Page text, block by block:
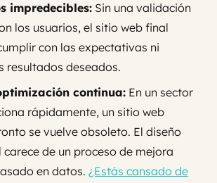
impredecibles: Sin una validación
los usuarios, el sitio web final
con las expectativas ni
resultados deseados.
continua: En un sector
rápidamente, un sitio web
se vuelve obsoleto. El diseño
de un proceso de mejora
en datos. ¿Estás cansado de